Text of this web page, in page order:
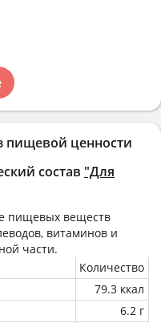
пищевой ценности
состав "Для
пищевых веществ
витаминов и
части.
Количество
79.3 ккал
6.2 г